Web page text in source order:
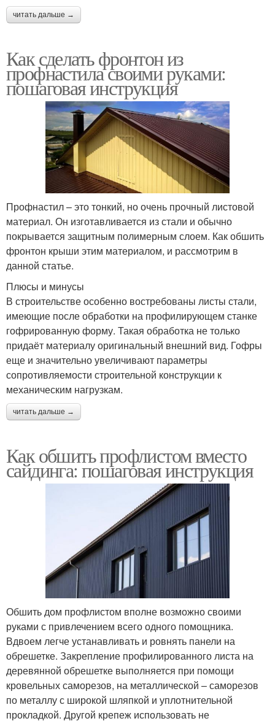
читать дальше →
Как сделать фронтон из
профнастила своими руками:
пошаговая инструкция
Профнастил – это тонкий, но очень прочный листовой
материал. Он изготавливается из стали и обычно
покрывается защитным полимерным слоем. Как обшить
фронтон крыши этим материалом, и рассмотрим в
данной статье.
Плюсы и минусы
В строительстве особенно востребованы листы стали,
имеющие после обработки на профилирующем станке
гофрированную форму. Такая обработка не только
придаёт материалу оригинальный внешний вид. Гофры
еще и значительно увеличивают параметры
сопротивляемости строительной конструкции к
механическим нагрузкам.
читать дальше →
Как обшить профлистом вместо
сайдинга: пошаговая инструкция
Обшить дом профлистом вполне возможно своими
руками с привлечением всего одного помощника.
Вдвоем легче устанавливать и ровнять панели на
обрешетке. Закрепление профилированного листа на
деревянной обрешетке выполняется при помощи
кровельных саморезов, на металлической – саморезов
по металлу с широкой шляпкой и уплотнительной
прокладкой. Другой крепеж использовать не